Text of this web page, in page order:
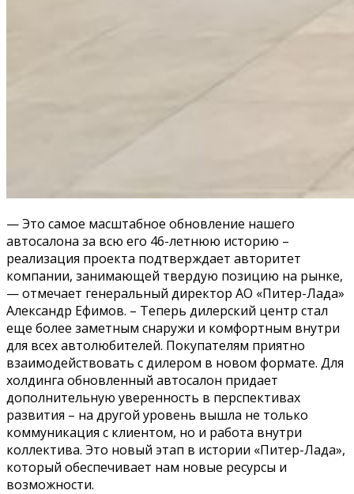
— Это самое масштабное обновление нашего
автосалона за всю его 46-летнюю историю –
реализация проекта подтверждает авторитет
компании, занимающей твердую позицию на рынке,
— отмечает генеральный директор АО «Питер-Лада»
Александр Ефимов. – Теперь дилерский центр стал
еще более заметным снаружи и комфортным внутри
для всех автолюбителей. Покупателям приятно
взаимодействовать с дилером в новом формате. Для
холдинга обновленный автосалон придает
дополнительную уверенность в перспективах
развития – на другой уровень вышла не только
коммуникация с клиентом, но и работа внутри
коллектива. Это новый этап в истории «Питер-Лада»,
который обеспечивает нам новые ресурсы и
возможности.